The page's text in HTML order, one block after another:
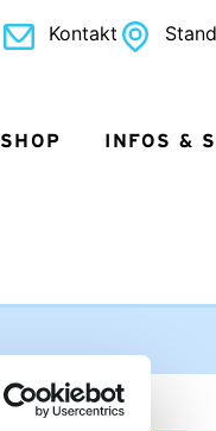
Kontakt
SHOP INFOS &